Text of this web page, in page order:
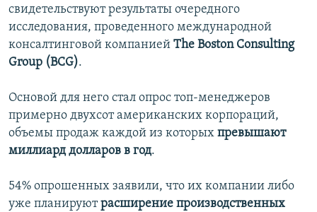
свидетельствуют результаты очередного
исследования, проведенного международной
консалтинговой компанией The Boston Consulting
Group (BCG).
Основой для него стал опрос топ-менеджеров
примерно двухсот американских корпораций,
объемы продаж каждой из которых превышают
миллиард долларов в год.
54% опрошенных заявили, что их компании либо
уже планируютрасширение производственных